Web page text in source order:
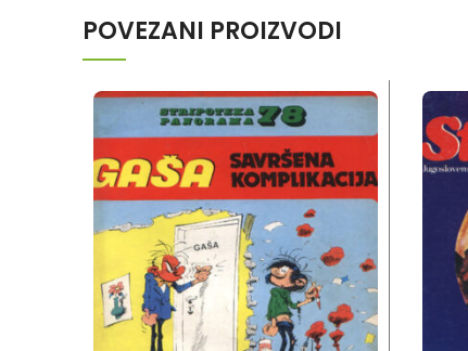
POVEZANI PROIZVODI